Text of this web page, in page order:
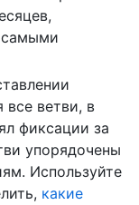
самыми
ветви, в
фиксации за
упорядочены
Используйте
какие